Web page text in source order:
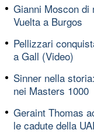
Gianni Moscon di
Vuelta a Burgos
Pellizzari
a Gall (Video)
Sinner nella
nei Masters 1000
Geraint Thomas
le cadute della